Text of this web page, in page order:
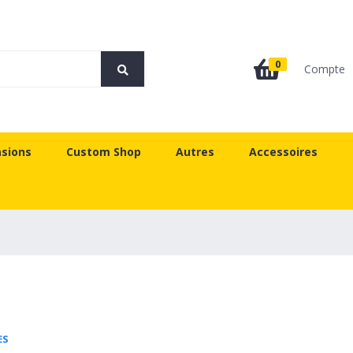
0 Compte
Custom Shop Autres Accessoires